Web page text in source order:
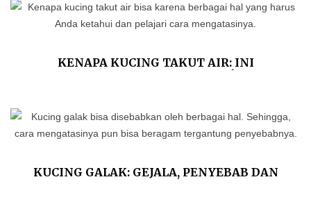
KENAPA KUCING TAKUT AIR: INI
KUCING GALAK: GEJALA, PENYEBAB DAN